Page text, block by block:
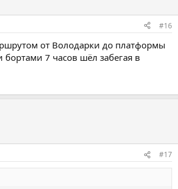
#16
от Володарки до платформы
7 часов шёл забегая в
#17